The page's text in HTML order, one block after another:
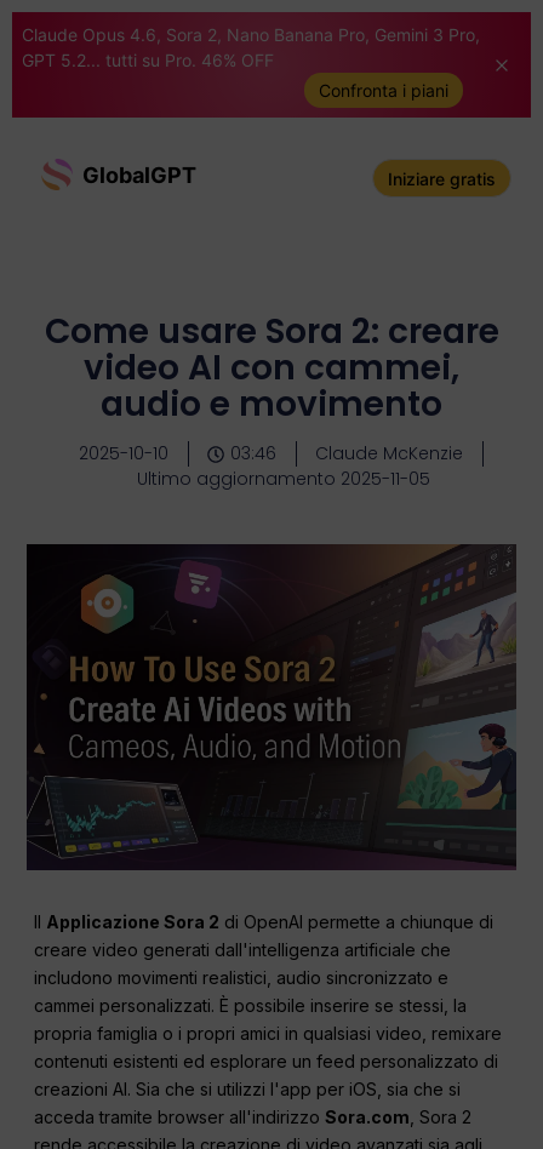
Claude Opus 4.6, Sora 2, Nano Banana Pro, Gemini 3 Pro,
GPT 5.2... tutti su Pro. 46% OFF
Confronta i piani
GlobalGPT Iniziare gratis
Come usare Sora 2: creare
video AI con cammei,
audio e movimento
2025-10-10 03:46
Claude McKenzie
Ultimo aggiornamento 2025-11-05
Il Applicazione Sora 2 di OpenAI permette a chiunque di
creare video generati dall'intelligenza artificiale che
includono movimenti realistici, audio sincronizzato e
cammei personalizzati. È possibile inserire se stessi, la
propria famiglia o i propri amici in qualsiasi video, remixare
contenuti esistenti ed esplorare un feed personalizzato di
creazioni AI. Sia che si utilizzi l'app per iOS, sia che si
acceda tramite browser all'indirizzoSora.com , Sora 2
rende accessibile la creazione di video avanzati sia agli